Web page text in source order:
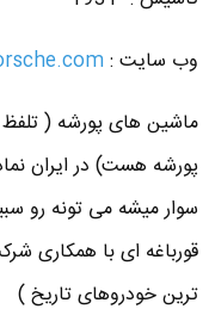
وب سایت :
ماشین های پورشه (
پورشه هست) در ایران
سوار میشه می تونه رو
قورباغه ای با همکاری
ترین خودروهای تاریخ )